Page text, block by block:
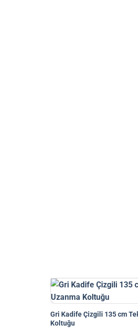
Gri Kadife Çizgili 135 cm
Koltuğu